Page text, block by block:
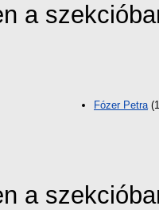
a
Fózer Petra
a